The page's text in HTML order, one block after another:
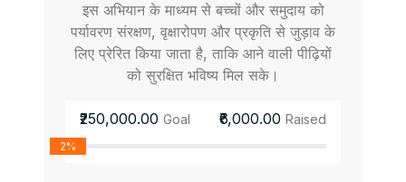
इस अभियान के माध्यम से बच्चों और समुदाय को
पर्यावरण संरक्षण, वृक्षारोपण और प्रकृति से जुड़ाव के
लिए प्रेरित किया जाता है, ताकि आने वाली पीढ़ियों
को सुरक्षित भविष्य मिल सके।
₹250,000.00 Goal ₹6,000.00 Raised
2%